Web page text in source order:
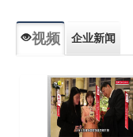
视频 企业新闻